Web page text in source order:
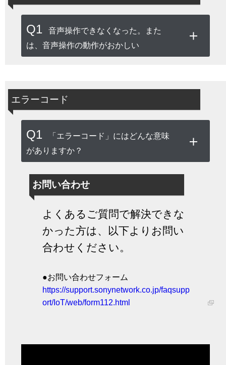
Q1
音声操作できなくなった。また
は、音声操作の動作がおかしい
エラーコード
Q1
「エラーコード」にはどんな意味
がありますか？
お問い合わせ
よくあるご質問で解決できな
かった方は、以下よりお問い
合わせください。
●お問い合わせフォーム
https://support.sonynetwork.co.jp/faqsupp
ort/IoT/web/form112.html